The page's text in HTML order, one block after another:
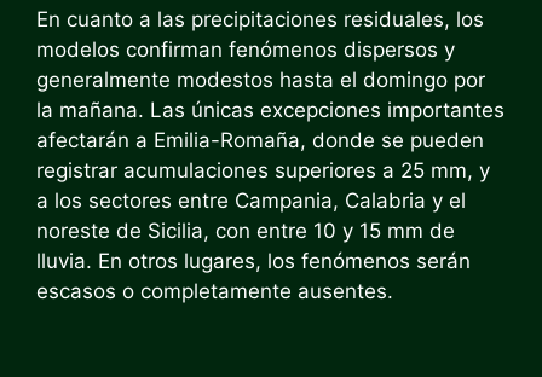
En cuanto a las precipitaciones residuales, los
modelos confirman fenómenos dispersos y
generalmente modestos hasta el domingo por
la mañana. Las únicas excepciones importantes
afectarán a Emilia-Romaña, donde se pueden
registrar acumulaciones superiores a 25 mm, y
a los sectores entre Campania, Calabria y el
noreste de Sicilia, con entre 10 y 15 mm de
lluvia. En otros lugares, los fenómenos serán
escasos o completamente ausentes.